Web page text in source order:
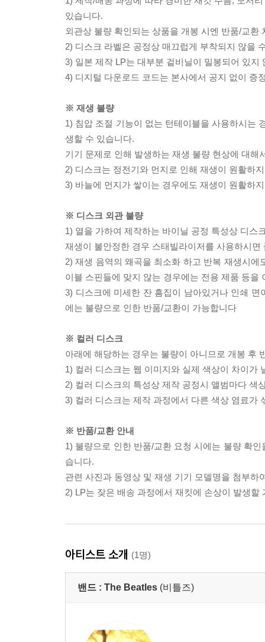
있습니다.
외관상 불량 확인되는 상품을 개봉 시엔 반품/교환
2) 디스크 라벨은 공정상 매끄럽게 부착되지 않을
3) 일본 제작 LP는 대부분 겉비닐이 밀봉되어 있지
4) 디지털 다운로드 코드는 본사에서 공지 없이 증
※ 재생 불량
1) 침압 조절 기능이 없는 턴테이블을 사용하시는
생할 수 있습니다.
기기 문제로 인해 발생하는 재생 불량 현상에 대
2) 디스크는 정전기와 먼지로 인해 재생이 원활하
3) 바늘에 먼지가 쌓이는 경우에도 재생이 원활하
※ 디스크 외관 불량
1) 열을 가하여 제작하는 바이닐 공정 특성상 디스
재생이 불안정한 경우 스태빌라이저를 사용하시
2) 재생 음역의 왜곡을 최소화 하고 반복 재생시
이블 스핀들에 맞지 않는 경우에는 전용 제품 등
3) 디스크에 미세한 잔 흠집이 남아있거나 인쇄
에는 불량으로 인한 반품/교환이 가능합니다
※ 컬러 디스크
아래에 해당하는 경우는 불량이 아니므로 개봉 후
1) 컬러 디스크는 웹 이미지와 실제 색상이 차이가
2) 컬러 디스크의 특성상 제작 공정시 앨범마다 색
3) 컬러 디스크는 제작 과정에서 다른 색상 염료가
※ 반품/교환 안내
1) 불량으로 인한 반품/교환 요청 시에는 불량 확
습니다.
관련 사진과 동영상 및 재생 기기 모델명을 첨부하
2) LP는 잦은 배송 과정에서 재킷에 손상이 발생
아티스트 소개 (1명)
밴드 : The Beatles (비틀즈)